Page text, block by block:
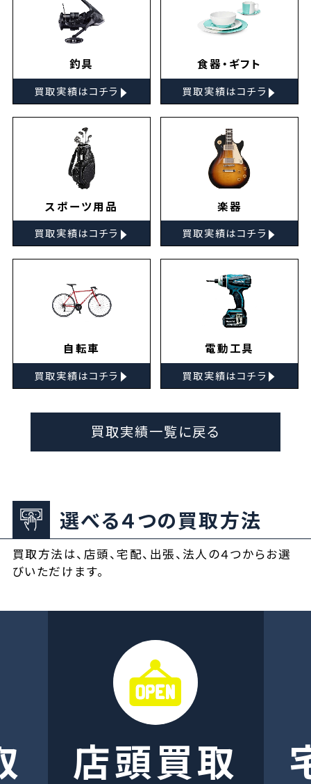
釣具
買取実績はコチラ ▸
食器・ギフト
買取実績はコチラ ▸
スポーツ用品
買取実績はコチラ ▸
楽器
買取実績はコチラ ▸
自転車
買取実績はコチラ ▸
電動工具
買取実績はコチラ ▸
買取実績一覧に戻る
選べる４つの買取方法
買取方法は、店頭、宅配、出張、法人の４つからお選
びいただけます。
店頭買取